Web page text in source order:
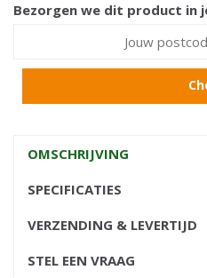
Bezorgen we dit product in
OMSCHRIJVING
SPECIFICATIES
VERZENDING & LEVERTIJD
STEL EEN VRAAG